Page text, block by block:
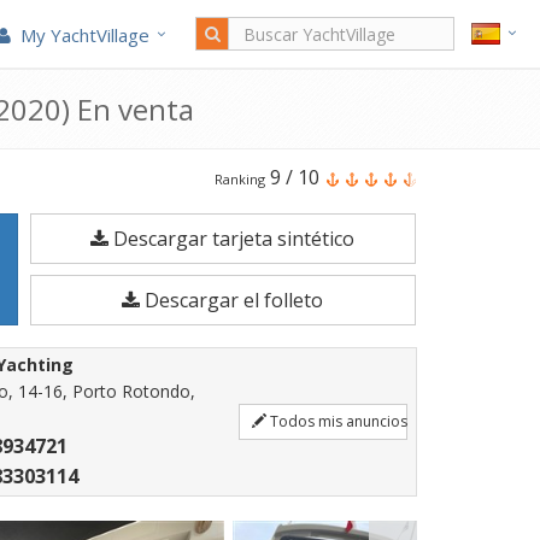
My YachtVillage
En venta
El
Bavaria
420
Virtess
Coupè
es
Barco
Ranking 9 / 10
Descargar tarjeta sintético
Descargar el folleto
14-16, Porto Rotondo,
Todos mis anuncios